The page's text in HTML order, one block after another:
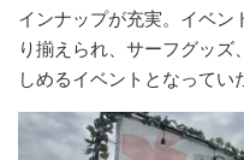
インナップが充実。イベン
り揃えられ、サーフグッ
しめるイベントとなってい